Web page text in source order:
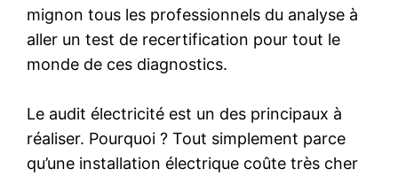
mignon tous les professionnels du analyse à
aller un test de recertification pour tout le
monde de ces diagnostics.
Le audit électricité est un des principaux à
réaliser. Pourquoi ? Tout simplement parce
qu’une installation électrique coûte très cher